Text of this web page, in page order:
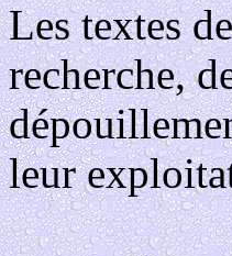
Les textes
recherche,
leur